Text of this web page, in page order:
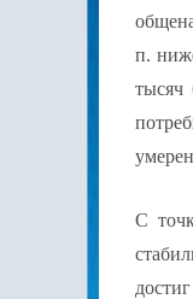
п.
С